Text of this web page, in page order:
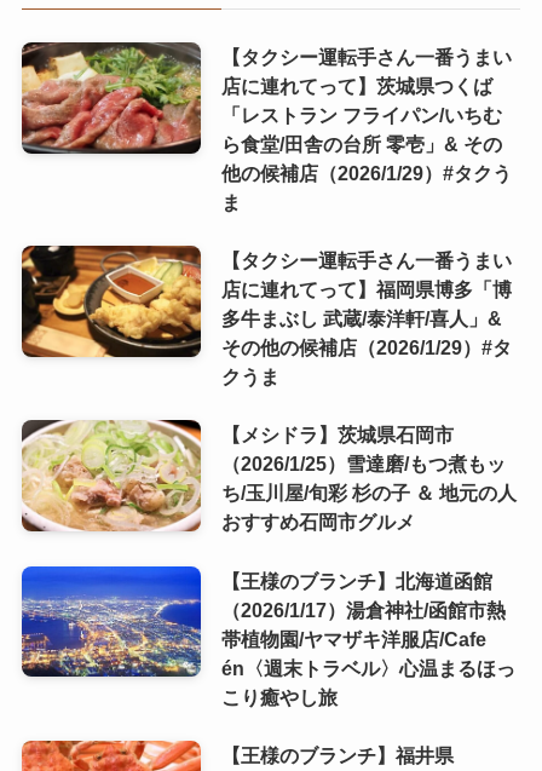
【タクシー運転手さん一番うまい
店に連れてって】茨城県つくば
「レストラン フライパン/いちむ
ら食堂/田舎の台所 零壱」& その
他の候補店（2026/1/29）#タクう
ま
【タクシー運転手さん一番うまい
店に連れてって】福岡県博多「博
多牛まぶし 武蔵/泰洋軒/喜人」&
その他の候補店（2026/1/29）#タ
クうま
【メシドラ】茨城県石岡市
（2026/1/25）雪達磨/もつ煮もッ
ち/玉川屋/旬彩 杉の子 ＆ 地元の人
おすすめ石岡市グルメ
【王様のブランチ】北海道函館
（2026/1/17）湯倉神社/函館市熱
帯植物園/ヤマザキ洋服店/Cafe
én〈週末トラベル〉心温まるほっ
こり癒やし旅
【王様のブランチ】福井県